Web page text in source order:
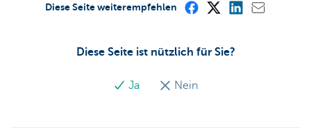
Diese Seite ist nützlich für Sie?
Ja Nein
Diese Seite weiterempfehlen